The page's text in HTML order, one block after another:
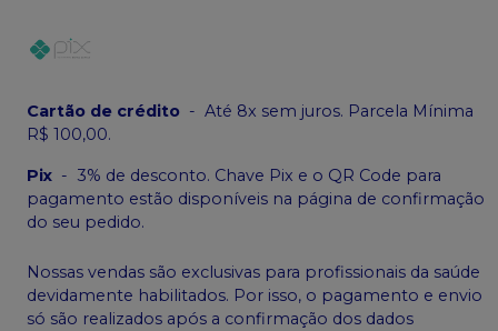
Cartão de crédito - Até 8x sem juros. Parcela Mínima
R$ 100,00.
Pix - 3% de desconto. Chave Pix e o QR Code para
pagamento estão disponíveis na página de confirmação
do seu pedido.
Nossas vendas são exclusivas para profissionais da saúde
devidamente habilitados. Por isso, o pagamento e envio
só são realizados após a confirmação dos dados